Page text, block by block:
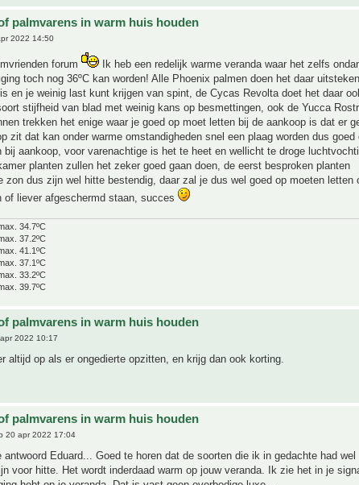
palmvarens in warm huis houden
2022 14:50
forum
Ik heb een redelijk warme veranda waar het zelfs
toch nog 36ºC kan worden! Alle Phoenix palmen doen het daar
en je weinig last kunt krijgen van spint, de Cycas Revolta doet het daar
stijfheid van blad met weinig kans op besmettingen, ook de Yucca
trekken het enige waar je goed op moet letten bij de aankoop is dat er
zit dat kan onder warme omstandigheden snel een plaag worden dus goed
bij aankoop, voor varenachtige is het te heet en wellicht te droge
planten zullen het zeker goed gaan doen, de eerst besproken planten
zon dus zijn wel hitte bestendig, daar zal je dus wel goed op moeten letten
of liever afgeschermd staan, succes
34.7ºC
37.2ºC
41.1ºC
37.1ºC
33.2ºC
39.7ºC
palmvarens in warm huis houden
2022 10:17
altijd op als er ongedierte opzitten, en krijg dan ook korting.
palmvarens in warm huis houden
20 apr 2022 17:04
antwoord Eduard... Goed te horen dat de soorten die ik in gedachte had wel
voor hitte. Het wordt inderdaad warm op jouw veranda. Ik zie het in je